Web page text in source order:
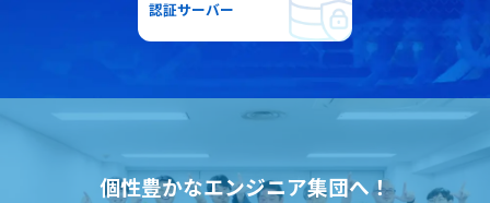
認証サーバー
個性豊かなエンジニア集団へ！